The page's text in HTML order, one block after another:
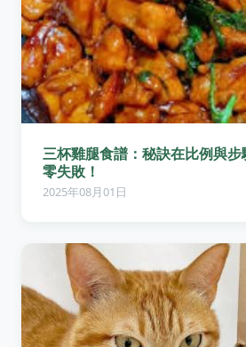
三杯雞腿食譜：秘訣在比例與
零失敗！
2025年08月01日